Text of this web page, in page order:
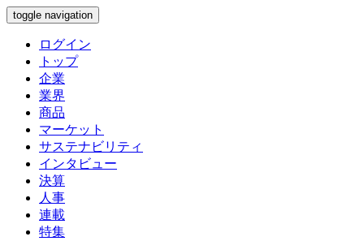
toggle navigation
ログイン
トップ
企業
業界
商品
マーケット
サステナビリティ
インタビュー
決算
人事
連載
特集